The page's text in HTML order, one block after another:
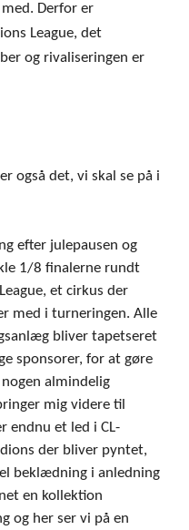
Derfor er
League, det
og rivaliseringen er
også det, vi skal se på i
efter julepausen og
1/8 finalerne rundt
et cirkus der
med i turneringen. Alle
bliver tapetseret
sponsorer, for at gøre
almindelig
mig videre til
endnu et led i CL-
der bliver pyntet,
beklædning i anledning
en kollektion
og her ser vi på en